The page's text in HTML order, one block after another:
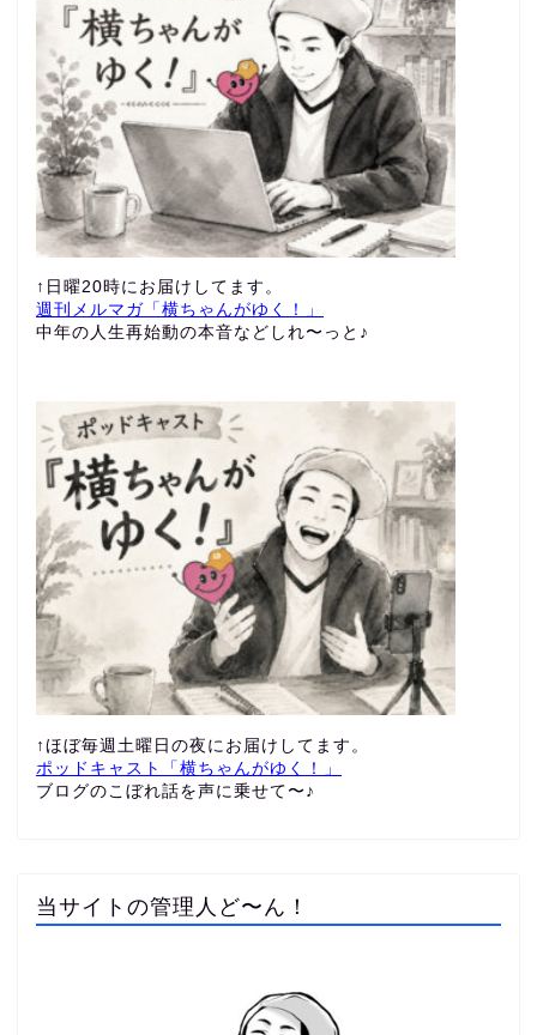
↑日曜20時にお届けしてます。
週刊メルマガ「横ちゃんがゆく！」
中年の人生再始動の本音などしれ〜っと♪
↑ほぼ毎週土曜日の夜にお届けしてます。
ポッドキャスト「横ちゃんがゆく！」
ブログのこぼれ話を声に乗せて〜♪
当サイトの管理人ど〜ん！